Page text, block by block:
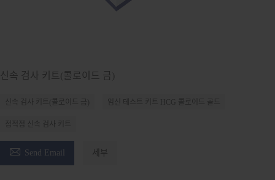
신속 검사 키트(콜로이드 금)
신속 검사 키트(콜로이드 금) 임신 테스트 키트 HCG 콜로이드 골드
점적점 신속 검사 키트
 Send Email 세부